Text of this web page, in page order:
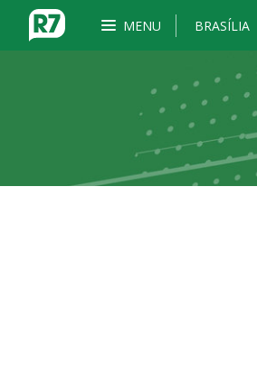
MENU BRASÍLIA